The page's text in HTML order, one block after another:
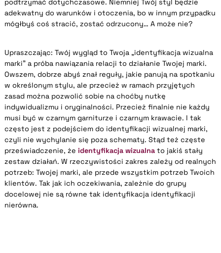
podtrzymać dotychczasowe. Niemniej Twój styl będzie
adekwatny do warunków i otoczenia, bo w innym przypadku
mógłbyś coś stracić, zostać odrzucony… A może nie?
Upraszczając: Twój wygląd to Twoja „identyfikacja wizualna
marki” a próba nawiązania relacji to działanie Twojej marki.
Owszem, dobrze abyś znał reguły, jakie panują na spotkaniu
w określonym stylu, ale przecież w ramach przyjętych
zasad można pozwolić sobie na choćby nutkę
indywidualizmu i oryginalności. Przecież finalnie nie każdy
musi być w czarnym garniturze i czarnym krawacie. I tak
często jest z podejściem do identyfikacji wizualnej marki,
czyli nie wychylanie się poza schematy. Stąd też częste
przeświadczenie, że identyfikacja wizualna to jakiś stały
zestaw działań. W rzeczywistości zakres zależy od realnych
potrzeb: Twojej marki, ale przede wszystkim potrzeb Twoich
klientów. Tak jak ich oczekiwania, zależnie do grupy
docelowej nie są równe tak identyfikacja identyfikacji
nierówna.